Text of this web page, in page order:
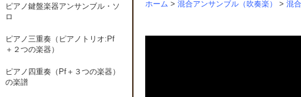
ホーム > 混合アンサンブル（吹奏楽） > 混
ピアノ鍵盤楽器アンサンブル・ソ
ロ
ピアノ三重奏（ピアノトリオ:Pf
＋２つの楽器）
ピアノ四重奏（Pf＋３つの楽器）
の楽譜